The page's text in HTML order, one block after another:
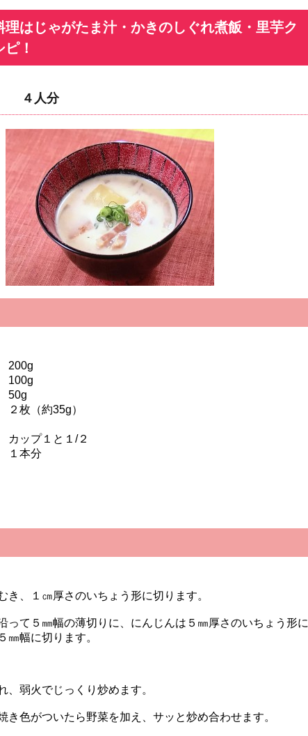
はじゃがたま汁・かきのしぐれ煮飯・里芋ク
！
４人分
（約35g）
１と１/２
分
き、１㎝厚さのいちょう形に切ります。
って５㎜幅の薄切りに、にんじんは５㎜厚さのいちょう形に
㎜幅に切ります。
、弱火でじっくり炒めます。
き色がついたら野菜を加え、サッと炒め合わせます。